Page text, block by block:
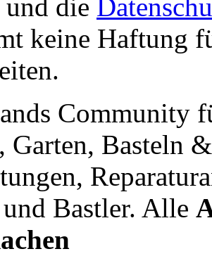
und die
keine Haftung
Community
Garten, Basteln
Bastler. Alle